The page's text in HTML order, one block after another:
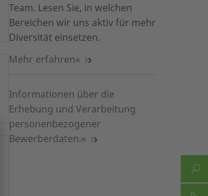
Team. Lesen Sie, in welchen
Bereichen wir uns aktiv für mehr
Diversität einsetzen.
Mehr erfahren
Informationen über die
Erhebung und Verarbeitung
personenbezogener
Bewerberdaten.